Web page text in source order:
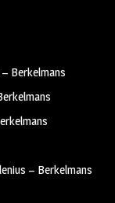
Berkelmans
– Berkelmans